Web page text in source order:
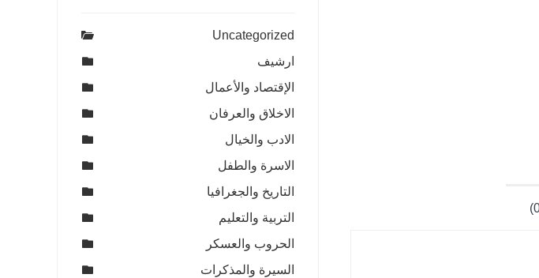
Uncategorized
ارشيف
الإقتصاد والأعمال
الاخلاق والعرفان
الادب والخيال
الاسرة والطفل
التاريخ والجغرافيا
التربية والتعليم
الحروب والعسكر
السيرة والمذكرات